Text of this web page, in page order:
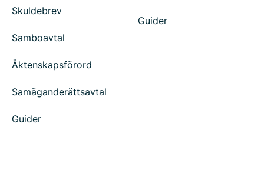
Skuldebrev
Samboavtal
Äktenskapsförord
Samäganderättsavtal
Guider
Guider